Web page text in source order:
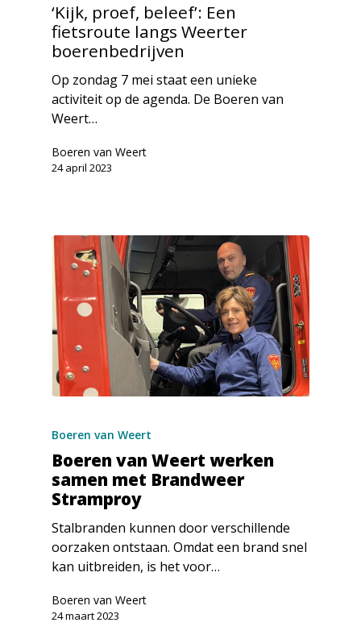
‘Kijk, proef, beleef’: Een
fietsroute langs Weerter
boerenbedrijven
Op zondag 7 mei staat een unieke
activiteit op de agenda. De Boeren van
Weert…
Boeren van Weert
24 april 2023
Boeren van Weert
Boeren van Weert werken
samen met Brandweer
Stramproy
Stalbranden kunnen door verschillende
oorzaken ontstaan. Omdat een brand snel
kan uitbreiden, is het voor…
Boeren van Weert
24 maart 2023